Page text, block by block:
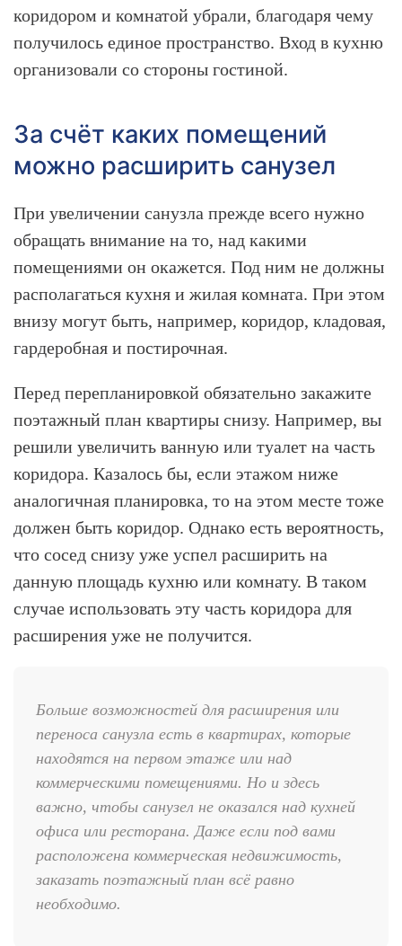
коридором и комнатой убрали, благодаря чему
получилось единое пространство. Вход в кухню
организовали со стороны гостиной.
За счёт каких помещений
можно расширить санузел
При увеличении санузла прежде всего нужно
обращать внимание на то, над какими
помещениями он окажется. Под ним не должны
располагаться кухня и жилая комната. При этом
внизу могут быть, например, коридор, кладовая,
гардеробная и постирочная.
Перед перепланировкой обязательно закажите
поэтажный план квартиры снизу. Например, вы
решили увеличить ванную или туалет на часть
коридора. Казалось бы, если этажом ниже
аналогичная планировка, то на этом месте тоже
должен быть коридор. Однако есть вероятность,
что сосед снизу уже успел расширить на
данную площадь кухню или комнату. В таком
случае использовать эту часть коридора для
расширения уже не получится.
Больше возможностей для расширения или
переноса санузла есть в квартирах, которые
находятся на первом этаже или над
коммерческими помещениями. Но и здесь
важно, чтобы санузел не оказался над кухней
офиса или ресторана. Даже если под вами
расположена коммерческая недвижимость,
заказать поэтажный план всё равно
необходимо.